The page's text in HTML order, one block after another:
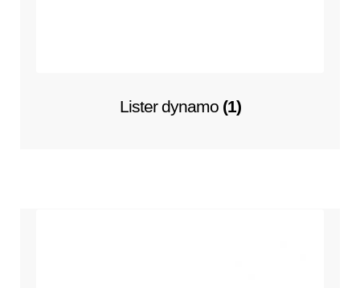
Lister dynamo (1)